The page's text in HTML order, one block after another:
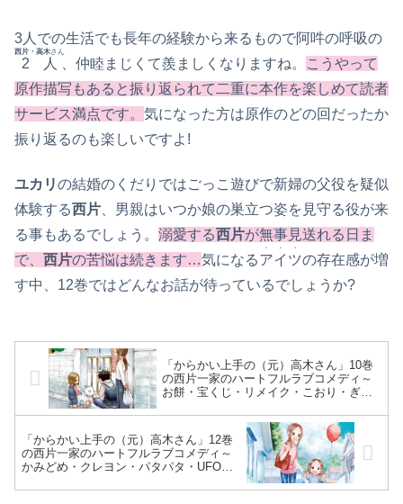
3人での生活でも長年の経験から来るもので阿吽の呼吸の
2人
西片・高木さん
、仲睦まじくて羨ましくなりますね。
こうやって
原作描写もあると振り返られて二重に本作を楽しめて読者
サービス満点です。 気になった方は原作のどの回だったか
振り返るのも楽しいですよ!
ユカリの結婚のくだりではごっこ遊びで新婦の父役を疑似
体験する西片 、男親はいつか娘の巣立つ姿を見守る役が来
る事もあるでしょう。 溺愛する西片が無事見送れる日ま
で、 西片の苦悩は続きます…気になるアイツ
・・・
の存在感が増
す中、12巻ではどんなお話が待っているでしょうか?
「からかい上手の（元）高木さん」10巻
の西片一家のハートフルラブコメディ～
お餅・宝くじ・リメイク・こおり・ぎゅ
テレビ・お返し・さかあがり・くしゃ
み・おまけetc…
「からかい上手の（元）高木さん」12巻
の西片一家のハートフルラブコメディ～
かみどめ・クレヨン・パタパタ・UFO・
ざ・なみ・ひやけ・おばけ・ツイてる・